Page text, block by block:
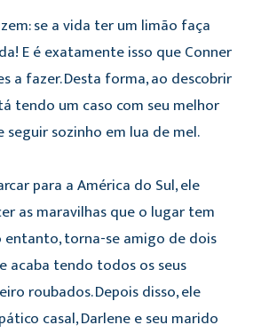
se a vida ter um limão faça
E é exatamente isso que Conner
a fazer. Desta forma, ao descobrir
tendo um caso com seu melhor
seguir sozinho em lua de mel.
para a América do Sul, ele
as maravilhas que o lugar tem
entanto, torna-se amigo de dois
acaba tendo todos os seus
roubados. Depois disso, ele
casal, Darlene e seu marido